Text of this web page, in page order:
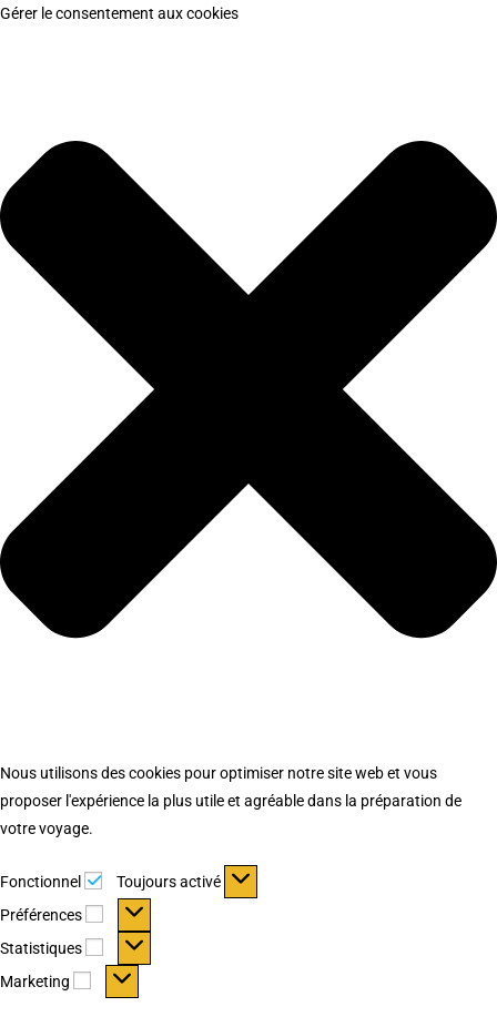
Gérer le consentement aux cookies
Nous utilisons des cookies pour optimiser notre site web et vous
proposer l'expérience la plus utile et agréable dans la préparation de
votre voyage.
Fonctionnel Fonctionnel
Toujours activé
Préférences
Préférences
Statistiques Statistiques
Marketing Marketing